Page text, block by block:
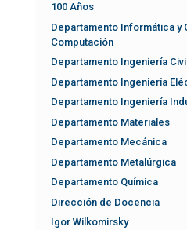
100 Años
Departamento Informática y
Computación
Departamento Ingeniería Civil
Departamento Ingeniería
Departamento Ingeniería
Departamento Materiales
Departamento Mecánica
Departamento Metalúrgica
Departamento Química
Dirección de Docencia
Igor Wilkomirsky